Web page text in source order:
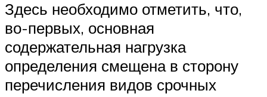
Здесь необходимо отметить, что,
во-первых, основная
содержательная нагрузка
определения смещена в сторону
перечисления видов срочных